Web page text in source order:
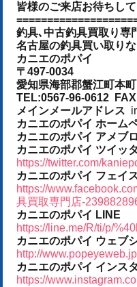
皆様のご来店お待ちして
釣具､中古釣具買取り専
名古屋の釣具買い取りな
カニエのポパイ
〒497-0034
愛知県海部郡蟹江町本
TEL:0567-96-0612
メインメールアドレス
カニエのポパイ ホーム
カニエのポパイ アメブロ
カニエのポパイ ツイッ
https://twitter.com/
カニエのポパイ フェイ
https://
具買取専門店-
カニエのポパイ LINE
https://line.me/R/ti/p/
カニエのポパイ ウェブ
http://
カニエのポパイ インス
https://